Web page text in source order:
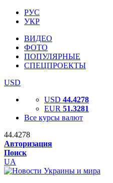
РУС
УКР
ВИДЕО
ФОТО
ПОПУЛЯРНЫЕ
СПЕЦПРОЕКТЫ
USD
USD 44.4278
EUR 51.3281
Все курсы валют
44.4278
Авторизация
Поиск
UA